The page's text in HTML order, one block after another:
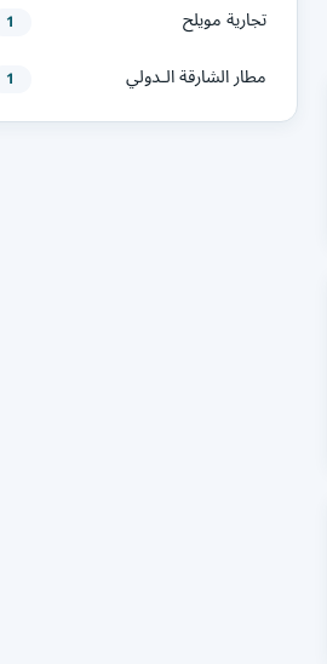
تجارية مويلح 1
مطار الشارقة الـدولي 1